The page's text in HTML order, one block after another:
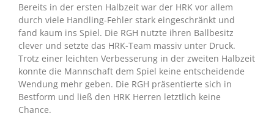
Bereits in der ersten Halbzeit war der HRK vor allem
durch viele Handling-Fehler stark eingeschränkt und
fand kaum ins Spiel. Die RGH nutzte ihren Ballbesitz
clever und setzte das HRK-Team massiv unter Druck.
Trotz einer leichten Verbesserung in der zweiten Halbzeit
konnte die Mannschaft dem Spiel keine entscheidende
Wendung mehr geben. Die RGH präsentierte sich in
Bestform und ließ den HRK Herren letztlich keine
Chance.